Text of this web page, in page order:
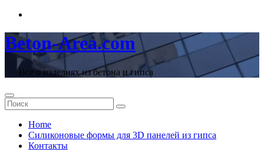
Перейти
содержимому
Beton-Area.com
Все о изделиях из бетона и гипса
Home
Cиликоновые формы для 3D панелей из гипса
Контакты